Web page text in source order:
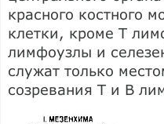
красного костного
клетки, кроме Т
лимфоузлы и
служат только
созревания Т и В